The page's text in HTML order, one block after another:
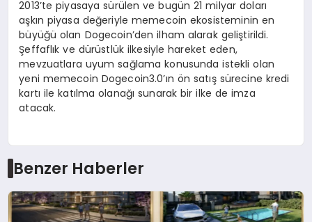
2013’te piyasaya sürülen ve bugün 21 milyar doları
aşkın piyasa değeriyle memecoin ekosisteminin en
büyüğü olan Dogecoin’den ilham alarak geliştirildi.
Şeffaflık ve dürüstlük ilkesiyle hareket eden,
mevzuatlara uyum sağlama konusunda istekli olan
yeni memecoin Dogecoin3.0’ın ön satış sürecine kredi
kartı ile katılma olanağı sunarak bir ilke de imza
atacak.
Benzer Haberler